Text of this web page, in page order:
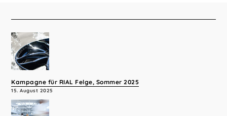
Kampagne für RIAL Felge, Sommer 2025
15. August 2025